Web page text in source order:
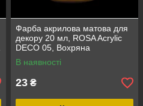
Фарба акрилова матова для
декору 20 мл, ROSA Acrylic
DECO 05, Вохряна
В наявності
23 ₴